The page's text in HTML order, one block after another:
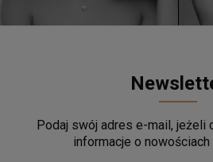
Podaj swój adres e-mail, jeżeli
informacje o nowościach